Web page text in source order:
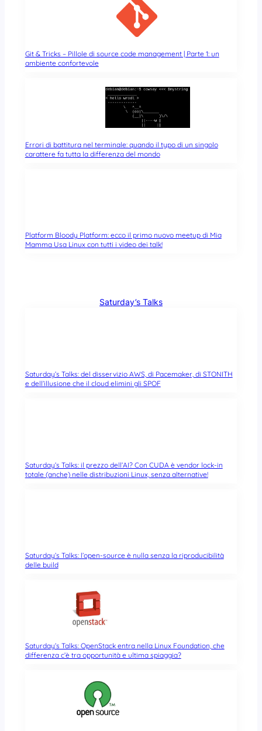
Git & Tricks – Pillole di source code management | Parte 1: un
ambiente confortevole
Errori di battitura nel terminale: quando il typo di un singolo
carattere fa tutta la differenza del mondo
Platform Bloody Platform: ecco il primo nuovo meetup di Mia
Mamma Usa Linux con tutti i video dei talk!
Saturday’s Talks
Saturday’s Talks: del disservizio AWS, di Pacemaker, di STONITH
e dell’illusione che il cloud elimini gli SPOF
Saturday’s Talks: il prezzo dell’AI? Con CUDA è vendor lock-in
totale (anche) nelle distribuzioni Linux, senza alternative!
Saturday’s Talks: l’open-source è nulla senza la riproducibilità
delle build
Saturday’s Talks: OpenStack entra nella Linux Foundation, che
differenza c’è tra opportunità e ultima spiaggia?